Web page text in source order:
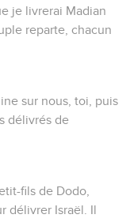
je livrerai Madian
reparte, chacun
sur nous, toi, puis
délivrés de
fils de Dodo,
délivrer Israël. Il